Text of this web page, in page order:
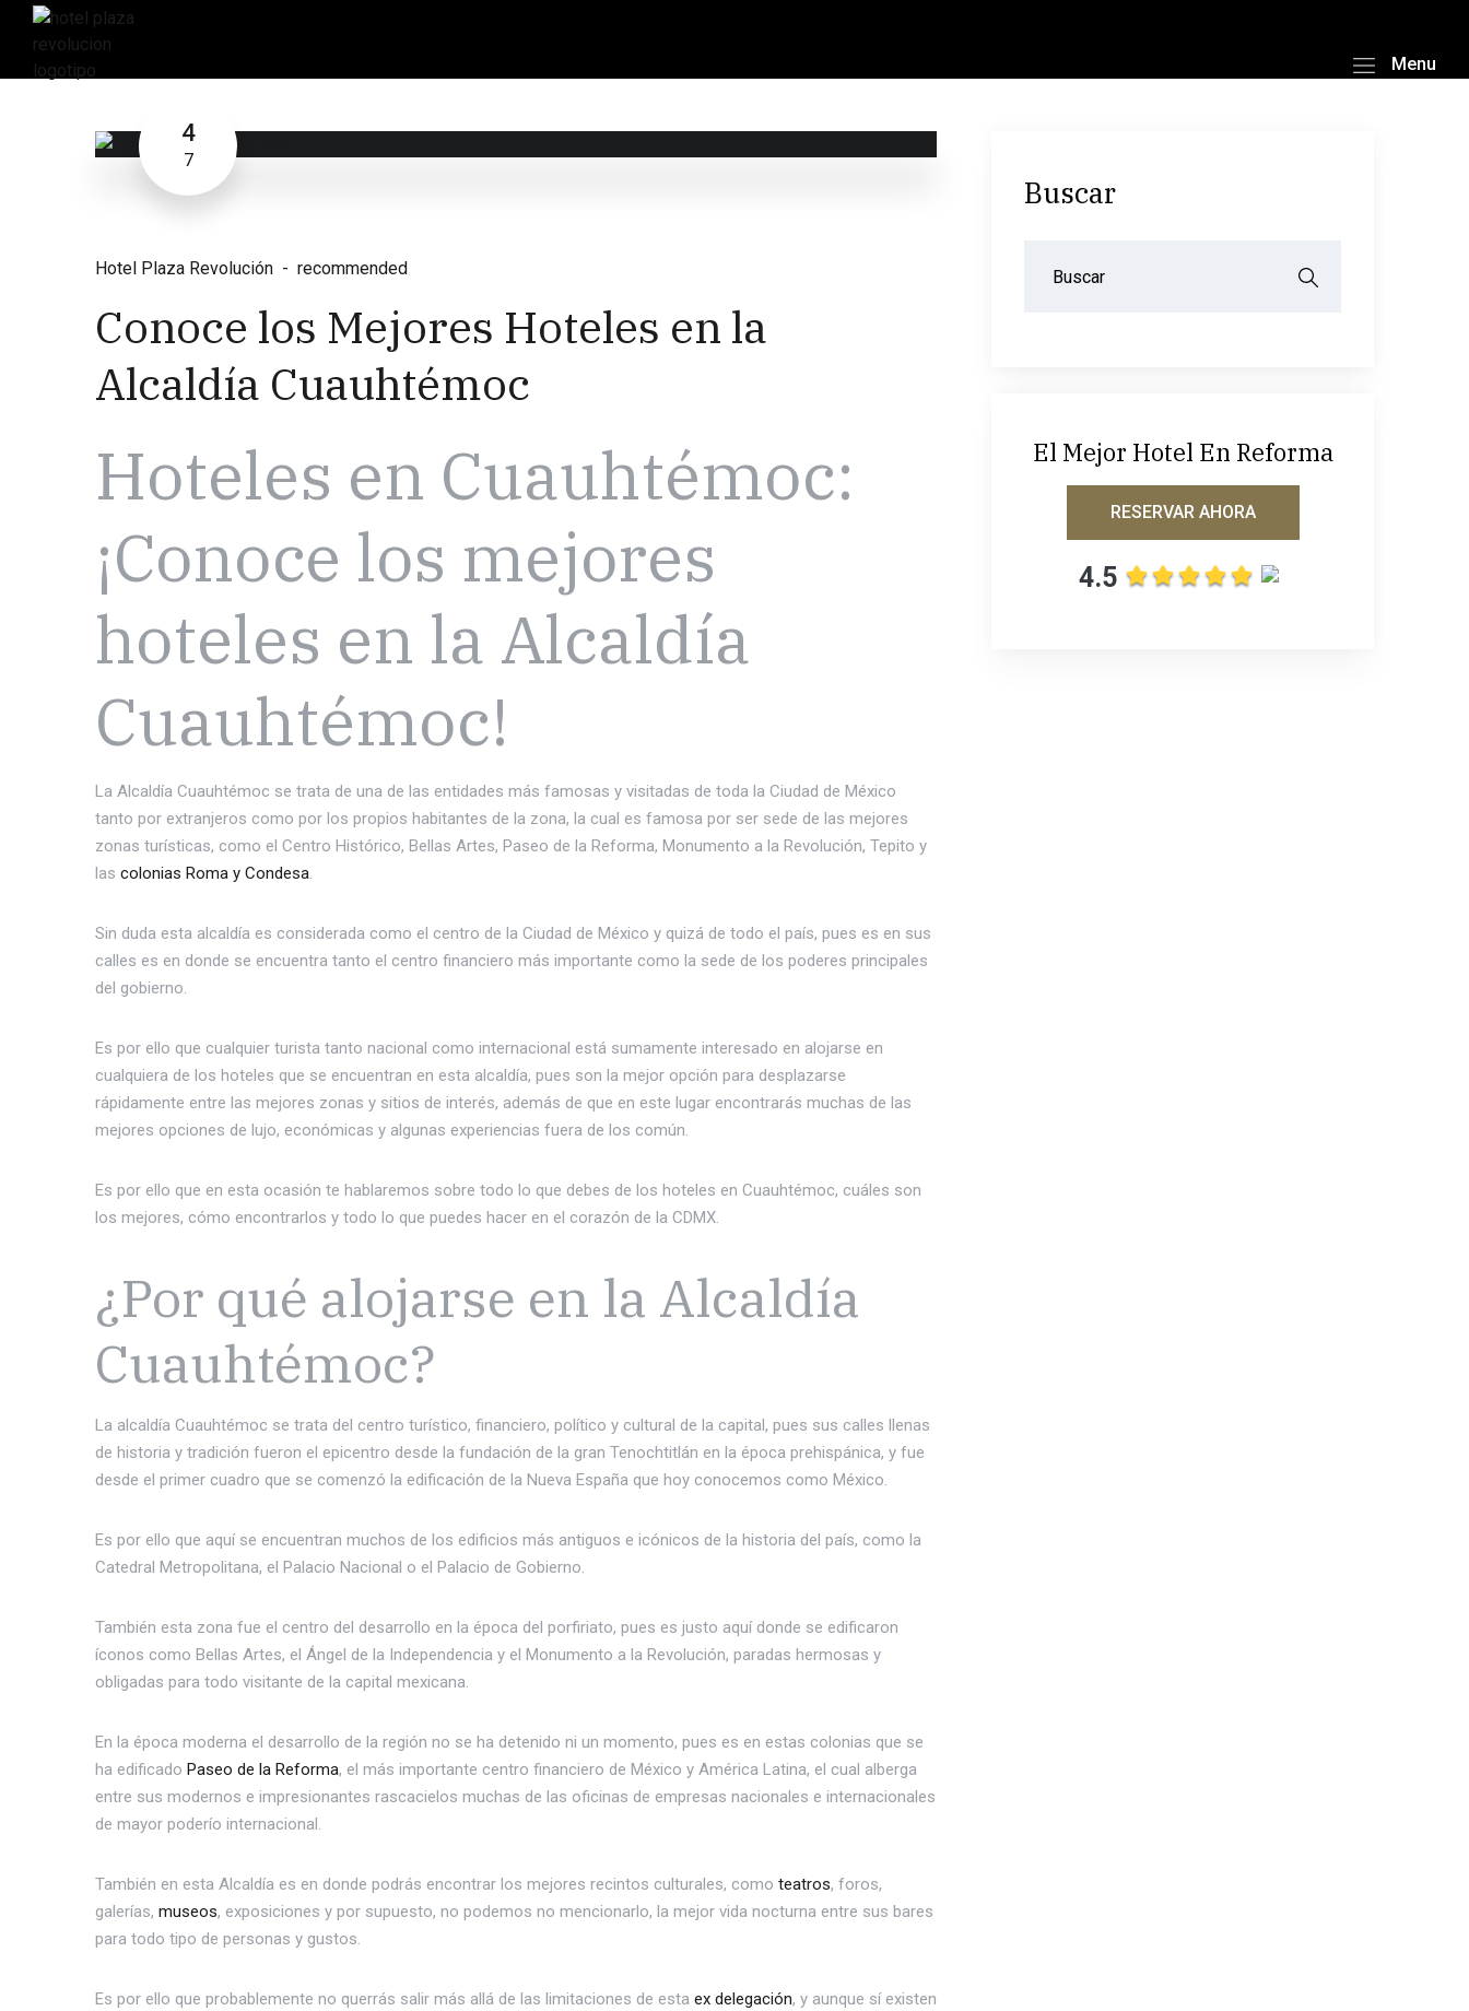
Menu
4
7
Hotel Plaza Revolución recommended
Conoce los Mejores Hoteles en la
Alcaldía Cuauhtémoc
Hoteles en Cuauhtémoc:
¡Conoce los mejores
hoteles en la Alcaldía
Cuauhtémoc!
La Alcaldía Cuauhtémoc se trata de una de las entidades más famosas y visitadas de toda la Ciudad de México
tanto por extranjeros como por los propios habitantes de la zona, la cual es famosa por ser sede de las mejores
zonas turísticas, como el Centro Histórico, Bellas Artes, Paseo de la Reforma, Monumento a la Revolución, Tepito y
las colonias Roma y Condesa.
Sin duda esta alcaldía es considerada como el centro de la Ciudad de México y quizá de todo el país, pues es en sus
calles es en donde se encuentra tanto el centro financiero más importante como la sede de los poderes principales
del gobierno.
Es por ello que cualquier turista tanto nacional como internacional está sumamente interesado en alojarse en
cualquiera de los hoteles que se encuentran en esta alcaldía, pues son la mejor opción para desplazarse
rápidamente entre las mejores zonas y sitios de interés, además de que en este lugar encontrarás muchas de las
mejores opciones de lujo, económicas y algunas experiencias fuera de los común.
Es por ello que en esta ocasión te hablaremos sobre todo lo que debes de los hoteles en Cuauhtémoc, cuáles son
los mejores, cómo encontrarlos y todo lo que puedes hacer en el corazón de la CDMX.
¿Por qué alojarse en la Alcaldía
Cuauhtémoc?
La alcaldía Cuauhtémoc se trata del centro turístico, financiero, político y cultural de la capital, pues sus calles llenas
de historia y tradición fueron el epicentro desde la fundación de la gran Tenochtitlán en la época prehispánica, y fue
desde el primer cuadro que se comenzó la edificación de la Nueva España que hoy conocemos como México.
Es por ello que aquí se encuentran muchos de los edificios más antiguos e icónicos de la historia del país, como la
Catedral Metropolitana, el Palacio Nacional o el Palacio de Gobierno.
También esta zona fue el centro del desarrollo en la época del porfiriato, pues es justo aquí donde se edificaron
íconos como Bellas Artes, el Ángel de la Independencia y el Monumento a la Revolución, paradas hermosas y
obligadas para todo visitante de la capital mexicana.
En la época moderna el desarrollo de la región no se ha detenido ni un momento, pues es en estas colonias que se
ha edificado Paseo de la Reforma, el más importante centro financiero de México y América Latina, el cual alberga
entre sus modernos e impresionantes rascacielos muchas de las oficinas de empresas nacionales e internacionales
de mayor poderío internacional.
También en esta Alcaldía es en donde podrás encontrar los mejores recintos culturales, como teatros, foros,
galerías, museos, exposiciones y por supuesto, no podemos no mencionarlo, la mejor vida nocturna entre sus bares
para todo tipo de personas y gustos.
Es por ello que probablemente no querrás salir más allá de las limitaciones de esta ex delegación, y aunque sí existen
Buscar
El Mejor Hotel En Reforma
RESERVAR AHORA
4.5